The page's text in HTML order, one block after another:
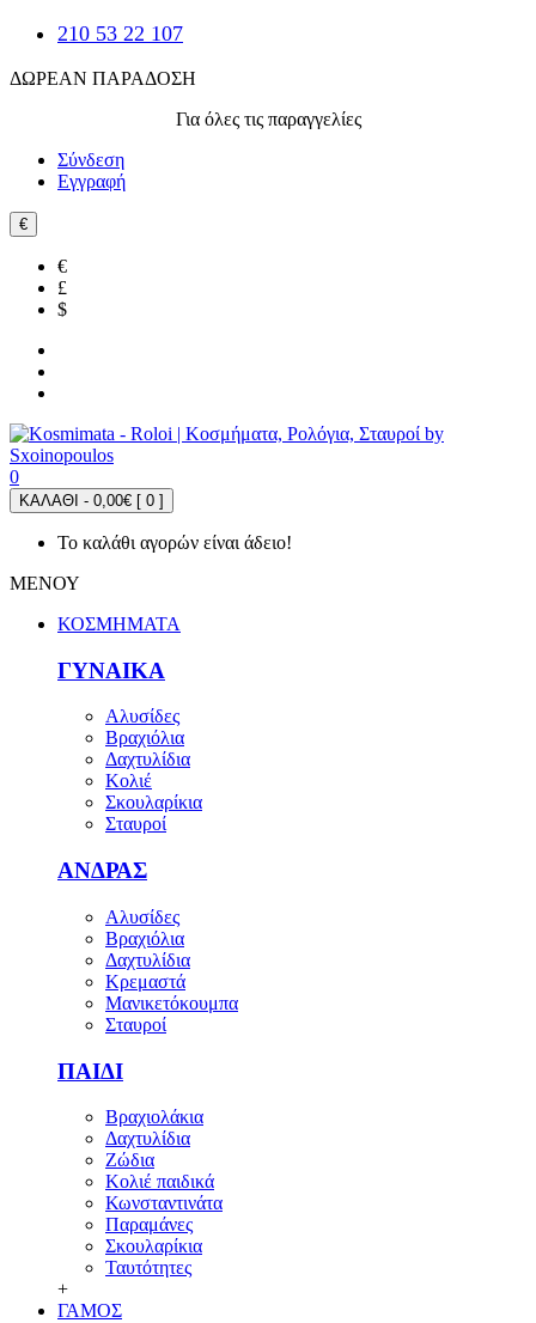
210 53 22 107
ΔΩΡΕΑΝ ΠΑΡΑΔΟΣΗ
Για όλες τις παραγγελίες
Σύνδεση
Εγγραφή
€
€
£
$
0
ΚΑΛΑΘΙ - 0,00€ [ 0 ]
Το καλάθι αγορών είναι άδειο!
ΜΕΝΟΥ
ΚΟΣΜΗΜΑΤΑ
ΓΥΝΑΙΚΑ
Αλυσίδες
Βραχιόλια
Δαχτυλίδια
Κολιέ
Σκουλαρίκια
Σταυροί
ΑΝΔΡΑΣ
Αλυσίδες
Βραχιόλια
Δαχτυλίδια
Κρεμαστά
Μανικετόκουμπα
Σταυροί
ΠΑΙΔΙ
Βραχιολάκια
Δαχτυλίδια
Ζώδια
Κολιέ παιδικά
Κωνσταντινάτα
Παραμάνες
Σκουλαρίκια
Ταυτότητες
+
ΓΑΜΟΣ